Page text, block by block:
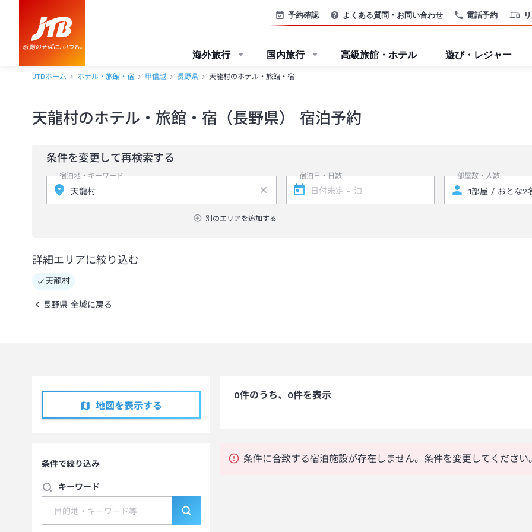
電話予約
予約確認 よくある質問・お問い合わせ
海外旅行 国内旅行 高級旅館・ホテル 遊び・レジャー
JTBホーム ホテル・旅館・宿 甲信越 長野県 天龍村のホテル・旅館・宿
天龍村のホテル・旅館・宿（長野県） 宿泊予約
条件を変更して再検索する
宿泊地・キーワード
別のエリアを追加する
宿泊日・日数 部屋数・人数
詳細エリアに絞り込む
天龍村
長野県 全域に戻る
地図を表示する
条件で絞り込み
キーワード
0件のうち、0件を表示
条件に合致する宿泊施設が存在しません。条件を変更してください